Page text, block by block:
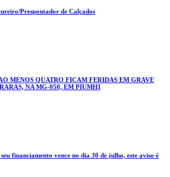
Prespontador de Calçados
MENOS QUATRO FICAM FERIDAS EM GRAVE
NA MG-050, EM PIUMHI
financiamento vence no dia 30 de julho, este aviso é